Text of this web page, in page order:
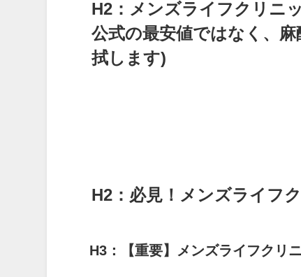
H2：メンズライフクリニ
公式の最安値ではなく、
拭します)
H2：必見！メンズライフ
H3：【重要】メンズライフクリ